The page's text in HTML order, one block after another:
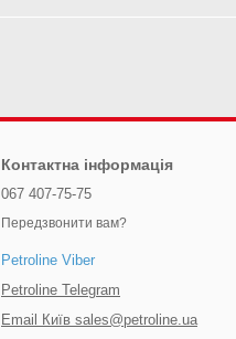
Контактна інформація
067 407-75-75
Передзвонити вам?
Petroline Viber
Petroline Telegram
Email Київ sales@petroline.ua